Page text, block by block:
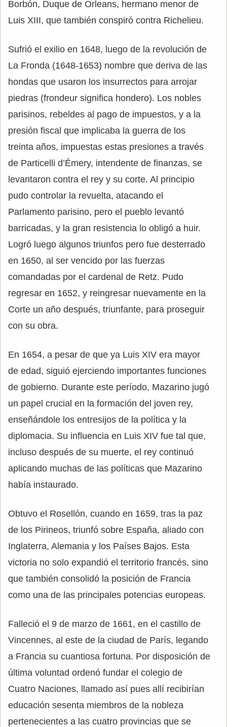
Borbón, Duque de Orleans, hermano menor de
Luis XIII, que también conspiró contra Richelieu.
Sufrió el exilio en 1648, luego de la revolución de
La Fronda (1648-1653) nombre que deriva de las
hondas que usaron los insurrectos para arrojar
piedras (frondeur significa hondero). Los nobles
parisinos, rebeldes al pago de impuestos, y a la
presión fiscal que implicaba la guerra de los
treinta años, impuestas estas presiones a través
de Particelli d’Émery, intendente de finanzas, se
levantaron contra el rey y su corte. Al principio
pudo controlar la revuelta, atacando el
Parlamento parisino, pero el pueblo levantó
barricadas, y la gran resistencia lo obligó a huir.
Logró luego algunos triunfos pero fue desterrado
en 1650, al ser vencido por las fuerzas
comandadas por el cardenal de Retz. Pudo
regresar en 1652, y reingresar nuevamente en la
Corte un año después, triunfante, para proseguir
con su obra.
En 1654, a pesar de que ya Luis XIV era mayor
de edad, siguió ejerciendo importantes funciones
de gobierno. Durante este período, Mazarino jugó
un papel crucial en la formación del joven rey,
enseñándole los entresijos de la política y la
diplomacia. Su influencia en Luis XIV fue tal que,
incluso después de su muerte, el rey continuó
aplicando muchas de las políticas que Mazarino
había instaurado.
Obtuvo el Rosellón, cuando en 1659, tras la paz
de los Pirineos, triunfó sobre España, aliado con
Inglaterra, Alemania y los Países Bajos. Esta
victoria no solo expandió el territorio francés, sino
que también consolidó la posición de Francia
como una de las principales potencias europeas.
Falleció el 9 de marzo de 1661, en el castillo de
Vincennes, al este de la ciudad de París, legando
a Francia su cuantiosa fortuna. Por disposición de
última voluntad ordenó fundar el colegio de
Cuatro Naciones, llamado así pues allí recibirían
educación sesenta miembros de la nobleza
pertenecientes a las cuatro provincias que se